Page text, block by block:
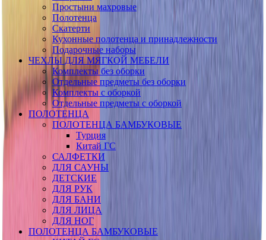
Простыни махровые
Полотенца
Скатерти
Кухонные полотенца и принадлежности
Подарочные наборы
ЧЕХЛЫ ДЛЯ МЯГКОЙ МЕБЕЛИ
Комплекты без оборки
Отдельные предметы без оборки
Комплекты с оборкой
Отдельные предметы с оборкой
ПОЛОТЕНЦА
ПОЛОТЕНЦА БАМБУКОВЫЕ
Турция
Китай ГС
САЛФЕТКИ
ДЛЯ САУНЫ
ДЕТСКИЕ
ДЛЯ РУК
ДЛЯ БАНИ
ДЛЯ ЛИЦА
ДЛЯ НОГ
ПОЛОТЕНЦА БАМБУКОВЫЕ